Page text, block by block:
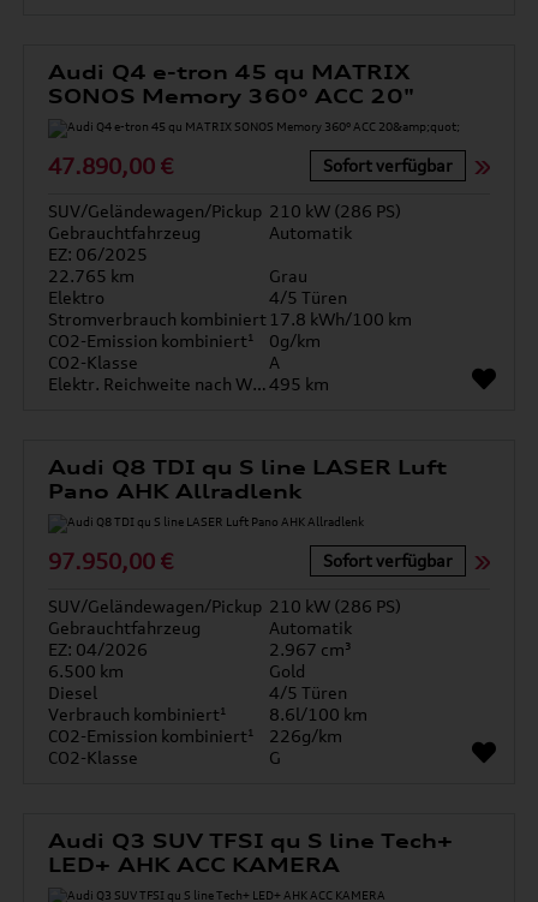
Audi Q4 e-tron 45 qu MATRIX
SONOS Memory 360° ACC 20"
47.890,00 € Sofort verfügbar
SUV/Geländewagen/Pickup 210 kW (286 PS)
Gebrauchtfahrzeug
Automatik
EZ: 06/2025
22.765 km
Grau
Elektro
4/5 Türen
Stromverbrauch kombiniert 17.8 kWh/100 km
CO2-Emission kombiniert¹
0g/km
CO2-Klasse
A
Elektr. Reichweite nach WLTP*495 km
Audi Q8 TDI qu S line LASER Luft
Pano AHK Allradlenk
97.950,00 € Sofort verfügbar
SUV/Geländewagen/Pickup 210 kW (286 PS)
Gebrauchtfahrzeug
Automatik
EZ: 04/2026
2.967 cm³
6.500 km
Gold
Diesel
4/5 Türen
Verbrauch kombiniert¹
8.6l/100 km
CO2-Emission kombiniert¹
226g/km
CO2-Klasse
G
Audi Q3 SUV TFSI qu S line Tech+
LED+ AHK ACC KAMERA